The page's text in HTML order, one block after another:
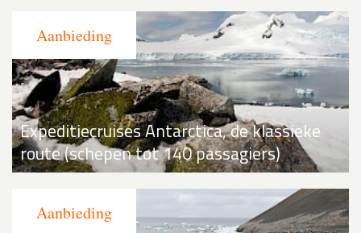
Expeditiecruises Antarctica, de klassieke
route (schepen tot 140 passagiers)